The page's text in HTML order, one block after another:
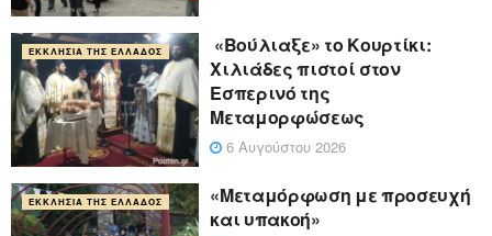
ΕΚΚΛΗΣΊΑ ΤΗΣ ΕΛΛΆΔΟΣ
«Βούλιαξε» το Κουρτίκι:
Χιλιάδες πιστοί στον
Εσπερινό της
Μεταμορφώσεως
6 Αυγούστου 2026
ΕΚΚΛΗΣΊΑ ΤΗΣ ΕΛΛΆΔΟΣ
«Μεταμόρφωση με προσευχή
και υπακοή»